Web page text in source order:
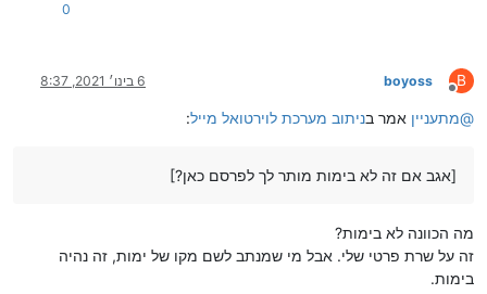
0
B
מנותק
boyoss 6 בינו׳ 2021, 8:37
@מתעניין אמר בניתוב מערכת לוירטואל מייל:
[אגב אם זה לא בימות מותר לך לפרסם כאן?]
מה הכוונה לא בימות?
זה על שרת פרטי שלי. אבל מי שמנתב לשם מקו של ימות, זה נהיה
בימות.